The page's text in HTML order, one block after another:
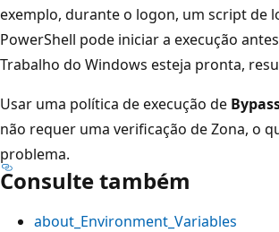
exemplo, durante o logon, um script de
PowerShell pode iniciar a execução
Trabalho do Windows esteja pronta,
Usar uma política de execução de
não requer uma verificação de Zona, o
problema.
Consulte também
about_Environment_Variables